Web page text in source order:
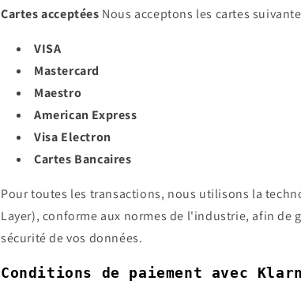
Cartes acceptées Nous acceptons les cartes
VISA
Mastercard
Maestro
American Express
Visa Electron
Cartes Bancaires
Pour toutes les transactions, nous utilisons la
Layer), conforme aux normes de l'industrie, afin de
sécurité de vos données.
Conditions de paiement avec